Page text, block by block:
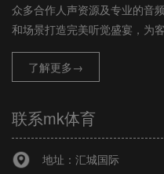
众多合作人声资源及专业的音
和场景打造完美听觉盛宴，为
了解更多→
联系mk体育
地址：汇城国际